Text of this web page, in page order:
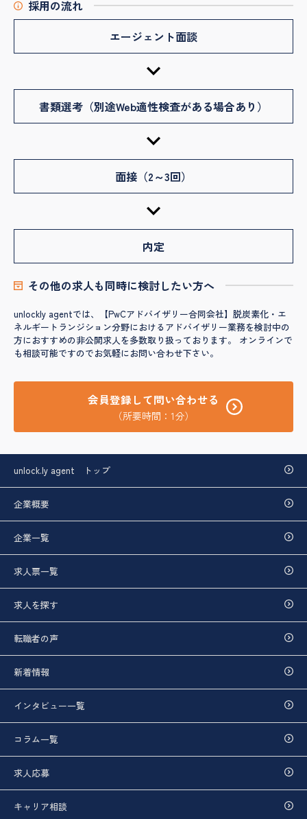
採用の流れ
エージェント面談
書類選考（別途Web適性検査がある場合あり）
面接（2～3回）
内定
その他の求人も同時に検討したい方へ
unlockly agentでは、【PwCアドバイザリー合同会社】脱炭素化・エ
ネルギートランジション分野におけるアドバイザリー業務を検討中の
方におすすめの非公開求人を多数取り扱っております。 オンラインで
も相談可能ですのでお気軽にお問い合わせ下さい。
会員登録して問い合わせる
（所要時間：1分）
unlock.ly agent トップ
企業概要
企業一覧
求人票一覧
求人を探す
転職者の声
新着情報
インタビュー一覧
コラム一覧
求人応募
キャリア相談